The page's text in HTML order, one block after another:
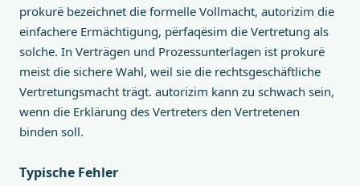
prokurë bezeichnet die formelle Vollmacht, autorizim die
einfachere Ermächtigung, përfaqësim die Vertretung als
solche. In Verträgen und Prozessunterlagen ist prokurë
meist die sichere Wahl, weil sie die rechtsgeschäftliche
Vertretungsmacht trägt. autorizim kann zu schwach sein,
wenn die Erklärung des Vertreters den Vertretenen
binden soll.
Typische Fehler